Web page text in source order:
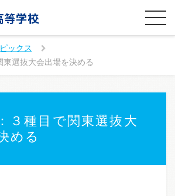
ピックス
選抜大会出場を決める
３種目で関東選抜大
める